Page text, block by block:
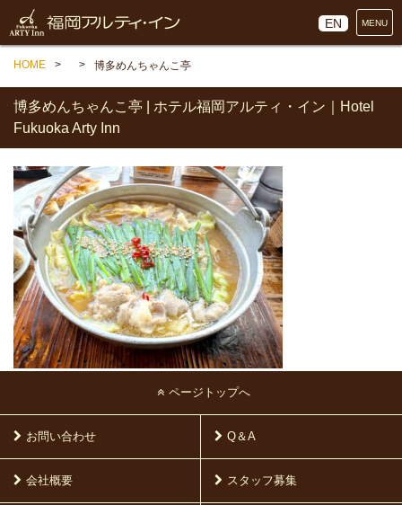
EN MENU
HOME 博多めんちゃんこ亭
博多めんちゃんこ亭 | ホテル福岡アルティ・イン｜Hotel
Fukuoka Arty Inn
ページトップへ
お問い合わせ Q＆A
会社概要 スタッフ募集